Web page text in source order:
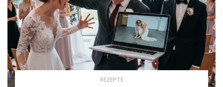
REZEPTE